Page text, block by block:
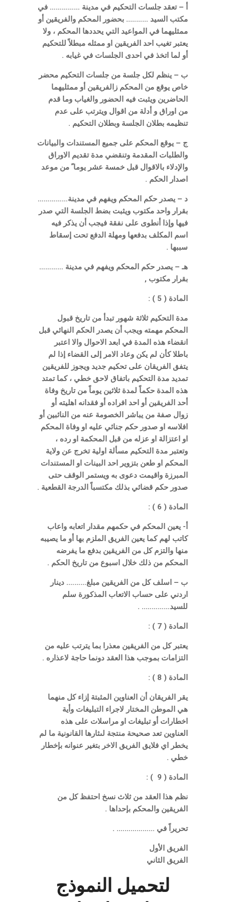
أ – تعقد جلسات التحكيم في مدينة …………… في
مكتب السيد ……….. بحضور المحكم والفريقين أو
ممثليهما في المواعيد التي يحددها المحكم ، ولا
يعتبر تغيب احد الفريقين او ممثله مبطلاً للتحكيم
أو لما اتخذ في احدى الجلسات في غيابه .
ب – ينظم لكل جلسة من جلسات التحكيم محضر
خاص يوقع من المحكم زالفريقين أو ممثليهما
الحاضرين ويثبت فيه الحضور والغياب وما قدم
من اوراق و أدلة من اقوال ويترتب على عدم
تنظيمه بطلان الجلسة وبطلان التحكيم .
ج – يوقع المحكم على جميع المستندات والبيانات
والطلبات المقدمة وتنقضي مدة تقديم الاوراق
والإدلاء بالاقوال قبل خمسة عشر يوما ً من موعد
اصدار الحكم .
د – يصدر حكم المحكم ويفهم في مدينة……………
بقرار واحد مكتوب ويثبت بضط الجلسة التي صدر
فيها وإذا أنطوى على نفقة فيجب أن يذكر فيه
اسم المكلف بدفعها ومهلة الدفع تحت إسقاط
سببها .
هـ – يصدر حكم المحكم ويفهم في مدينة …………
بقرار مكتوب ,
المادة ( 5 ) :
مدة التحكيم ثلاثة شهور تبدأ من تاريخ قبول
المحكم مهمته ويجب أن يصدر الحكم النهائي قبل
انقضاء هذه المدة في ابعد الاحوال والا اعتبر
باطلا كأن لم يكن وعاد الامر إلى القضاء إذا لم
يتفق الفريقان على تحكيم جديد ويجوز للفريقين
تمديد مدة التحكيم باتفاق لاحق خطي ، كما تمتد
هذه المدة حكماً لمدة ثلاثين يوماً من تاريخ وفاة
أحد الفريقين أو احد افراده أو فقدانه اهليته أو
زوال صفة من يباشر الخصومة عنه من النائبين أو
افلاسه او صدور حكم جنائي عليه او وفاة المحكم
او اعتزالة او عزله من قبل المحكمة او رده ،
وتعتبر مدة التحكيم مسألة اولية تخرج عن ولاية
المحكم او طعن بتزوير احد البينات او المستندات
المبرزة واقيمت دعوى به ويستمر الوقف حتى
صدور حكم قضائي بذلك مكتسباً الدرجة القطعية .
المادة ( 6 ) :
أ- يعين المحكم في حكمهم مقدار اتعابه واعاب
كاتب لهم كما يعين الفريق الملزم بها أو ما يصيبه
منها والتزم كل من الفريقين بدفع ما يفرضه
المحكم من ذلك خلال اسبوع من تاريخ الحكم .
ب – اسلف كل من الفريقين مبلغ………. دينار
اردني على حساب الاتعاب المذكورة سلم
للسيد………….. .
المادة ( 7 ) :
يعتبر كل من الفريقين معذرا بما يترتب عليه من
التزامات بموجب هذا العقد دونما حاجة لاعذاره .
المادة ( 8 ) :
يقر الفريقان أن العناوين المثبتة إزاء كل منهما
هي الموطن المختار لاجراء التبليغات وأية
اخطارات أو تبليغات او مراسلات على هذه
العناوين تعد صحيحة منتجة لىثارها القانونية ما لم
يخطر اي فلايق الفريق الاخر بتغير عنوانه بإخطار
خطي .
المادة ( 9 ) :
نظم هذا العقد من ثلاث نسخ احتفظ كل من
الفريقين والمحكم بإحداها .
تحريراً في ………………. .
الفريق الأول
الفريق الثاني
لتحميل النموذج